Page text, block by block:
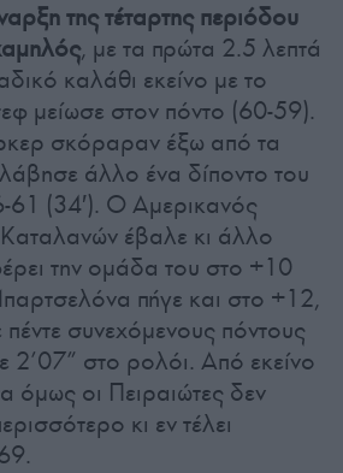
της τέταρτης περιόδου
, με τα πρώτα 2.5 λεπτά
καλάθι εκείνο με το
μείωσε στον πόντο (60-59).
σκόραραν έξω από τα
άλλο ένα δίποντο του
61 (34′). Ο Αμερικανός
έβαλε κι άλλο
την ομάδα του στο +10
πήγε και στο +12,
συνεχόμενους πόντους
2’07” στο ρολόι. Από εκείνο
όμως οι Πειραιώτες δεν
κι εν τέλει